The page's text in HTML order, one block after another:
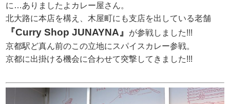
に…ありましたよカレー屋さん。
北大路に本店を構え、木屋町にも支店を出している老舗
『Curry Shop JUNAYNA』
が参戦しました!!!
京都駅ど真ん前のこの立地にスパイスカレー参戦。
京都に出掛ける機会に合わせて突撃してきました!!!